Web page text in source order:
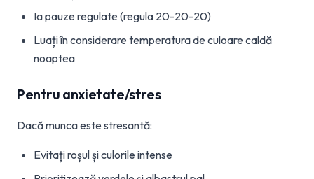
Ia pauze regulate (regula 20-20-20)
Luați în considerare temperatura de culoare caldă
noaptea
Pentru anxietate/stres
Dacă munca este stresantă:
Evitați roșul și culorile intense